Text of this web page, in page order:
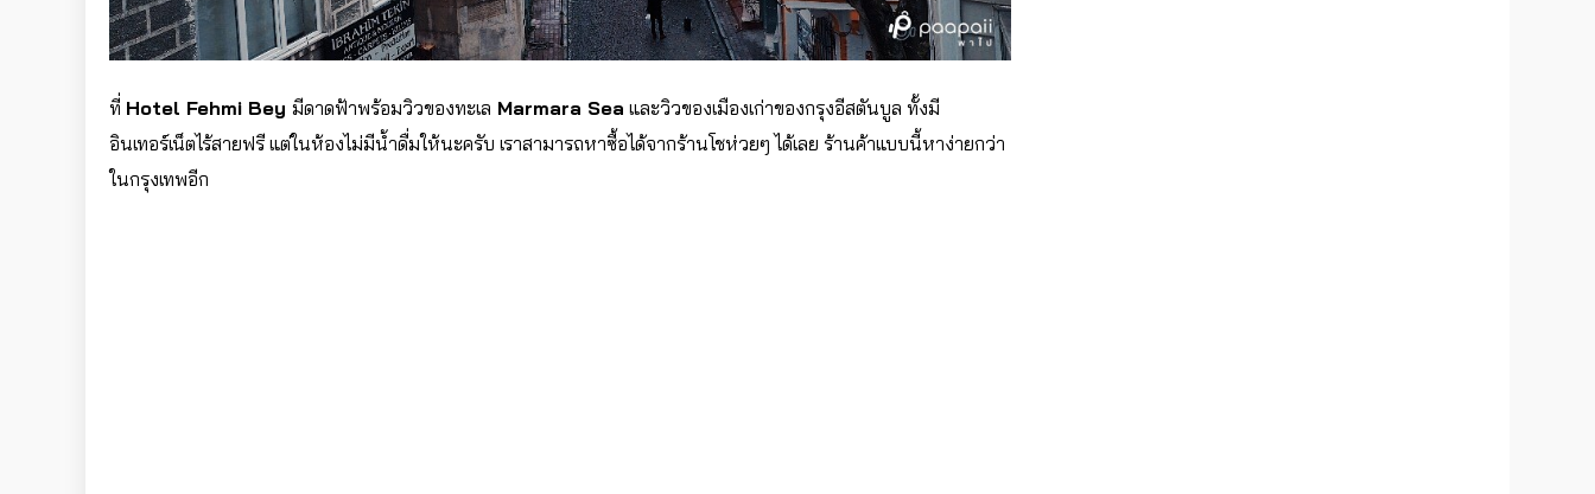
ที่ Hotel Fehmi Bey มีดาดฟ้าพร้อมวิวของทะเล Marmara Sea และวิวของเมืองเก่าของกรุงอีสตันบูล ทั้งมี
อินเทอร์เน็ตไร้สายฟรี แต่ในห้องไม่มีน้ำดื่มให้นะครับ เราสามารถหาซื้อได้จากร้านโชห่วยๆ ได้เลย ร้านค้าแบบนี้หาง่ายกว่า
ในกรุงเทพอีก